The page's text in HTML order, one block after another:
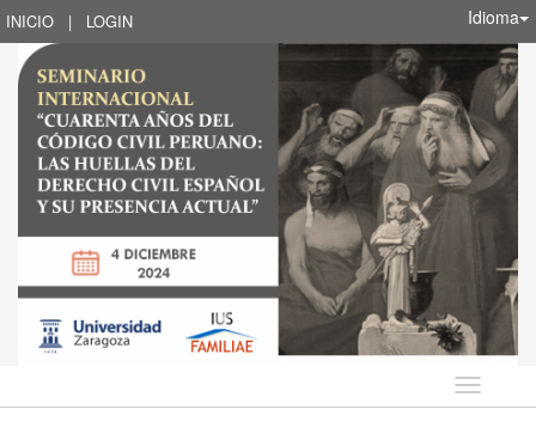
INICIO | LOGIN Idioma
Idioma